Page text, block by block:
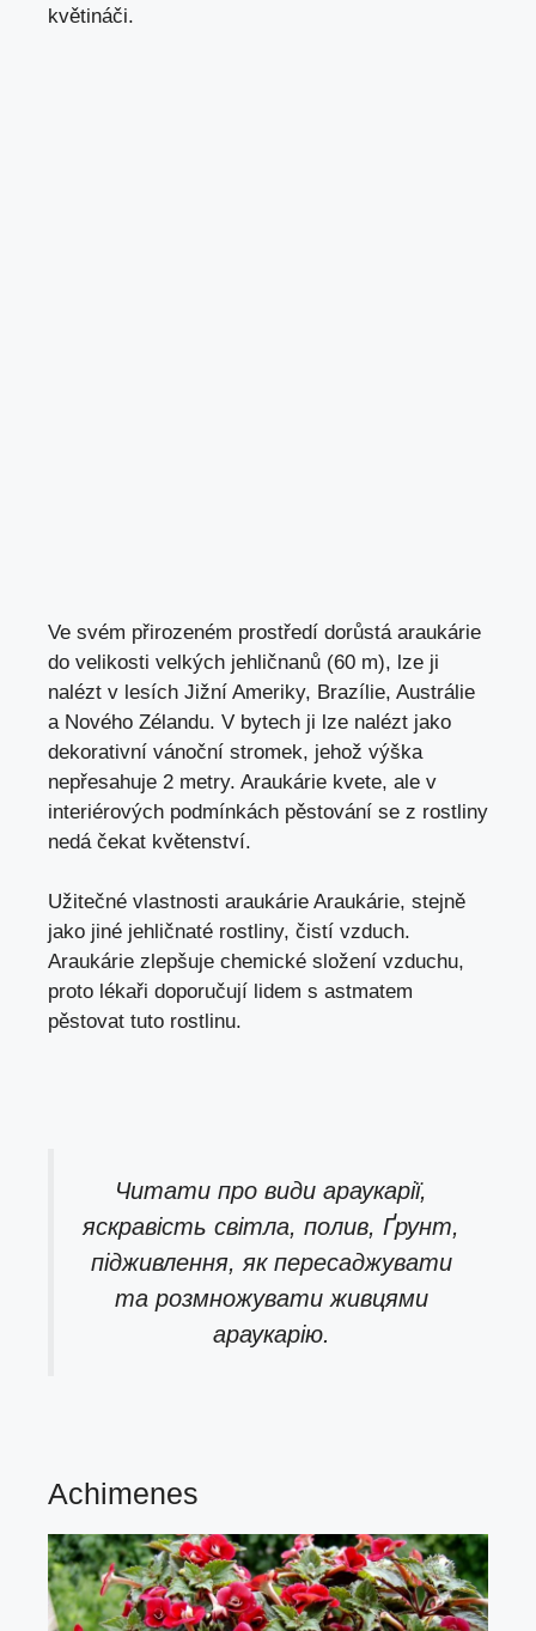
květináči.
Ve svém přirozeném prostředí dorůstá araukárie
do velikosti velkých jehličnanů (60 m), lze ji
nalézt v lesích Jižní Ameriky, Brazílie, Austrálie
a Nového Zélandu. V bytech ji lze nalézt jako
dekorativní vánoční stromek, jehož výška
nepřesahuje 2 metry. Araukárie kvete, ale v
interiérových podmínkách pěstování se z rostliny
nedá čekat květenství.
Užitečné vlastnosti araukárie Araukárie, stejně
jako jiné jehličnaté rostliny, čistí vzduch.
Araukárie zlepšuje chemické složení vzduchu,
proto lékaři doporučují lidem s astmatem
pěstovat tuto rostlinu.
Читати про види араукарії,
яскравість світла, полив, Ґрунт,
підживлення, як пересаджувати
та розмножувати живцями
араукарію.
Achimenes